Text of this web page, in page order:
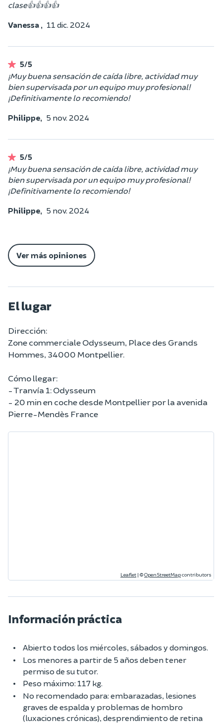
clase👍👍👍👍
Vanessa , 11 dic. 2024
5/5
¡Muy buena sensación de caída libre, actividad muy
bien supervisada por un equipo muy profesional!
¡Definitivamente lo recomiendo!
Philippe, 5 nov. 2024
5/5
¡Muy buena sensación de caída libre, actividad muy
bien supervisada por un equipo muy profesional!
¡Definitivamente lo recomiendo!
Philippe, 5 nov. 2024
Ver más opiniones
El lugar
Dirección:
Zone commerciale Odysseum, Place des Grands
Hommes, 34000 Montpellier.
Cómo llegar:
- Tranvía 1: Odysseum
- 20 min en coche desde Montpellier por la avenida
Pierre-Mendès France
Leaflet | ©OpenStreetMapcontributors
Información práctica
Abierto todos los miércoles, sábados y domingos.
Los menores a partir de 5 años deben tener
permiso de su tutor.
Peso máximo: 117 kg.
No recomendado para: embarazadas, lesiones
graves de espalda y problemas de hombro
(luxaciones crónicas), desprendimiento de retina